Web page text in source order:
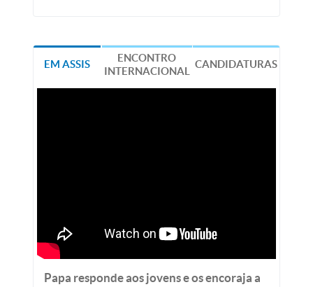
EM ASSIS
ENCONTRO
INTERNACIONAL
CANDIDATURAS
Papa responde aos jovens e os encoraja a